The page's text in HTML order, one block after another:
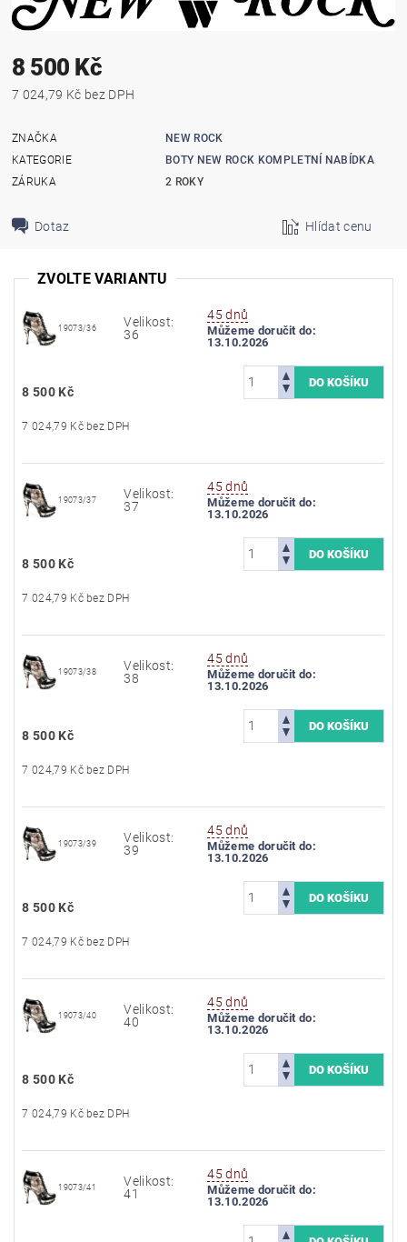
8 500 Kč
7 024,79 Kč bez DPH
ZNAČKA
NEW ROCK
KATEGORIE
BOTY NEW ROCK KOMPLETNÍ NABÍDKA
ZÁRUKA
2 ROKY
Dotaz Hlídat cenu
ZVOLTE VARIANTU
19073/36
Velikost:
36
45 dnů
Můžeme doručit do:
13.10.2026
8 500 Kč
7 024,79 Kč bez DPH
19073/37
Velikost:
37
45 dnů
Můžeme doručit do:
13.10.2026
8 500 Kč
7 024,79 Kč bez DPH
19073/38
Velikost:
38
45 dnů
Můžeme doručit do:
13.10.2026
8 500 Kč
7 024,79 Kč bez DPH
19073/39
Velikost:
39
45 dnů
Můžeme doručit do:
13.10.2026
8 500 Kč
7 024,79 Kč bez DPH
19073/40
Velikost:
40
45 dnů
Můžeme doručit do:
13.10.2026
8 500 Kč
7 024,79 Kč bez DPH
19073/41
Velikost:
41
45 dnů
Můžeme doručit do:
13.10.2026